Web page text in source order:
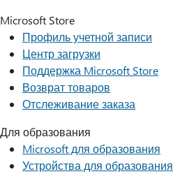
Microsoft Store
Профиль учетной записи
Центр загрузки
Поддержка Microsoft Store
Возврат товаров
Отслеживание заказа
Для образования
Microsoft для образования
Устройства для образования